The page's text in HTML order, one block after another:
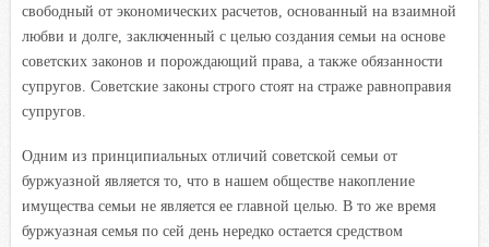
свободный от экономических расчетов, основанный на взаимной
любви и долге, заключенный с целью создания семьи на основе
советских законов и порождающий права, а также обязанности
супругов. Советские законы строго стоят на страже равноправия
супругов.
Одним из принципиальных отличий советской семьи от
буржуазной является то, что в нашем обществе накопление
имущества семьи не является ее главной целью. В то же время
буржуазная семья по сей день нередко остается средством